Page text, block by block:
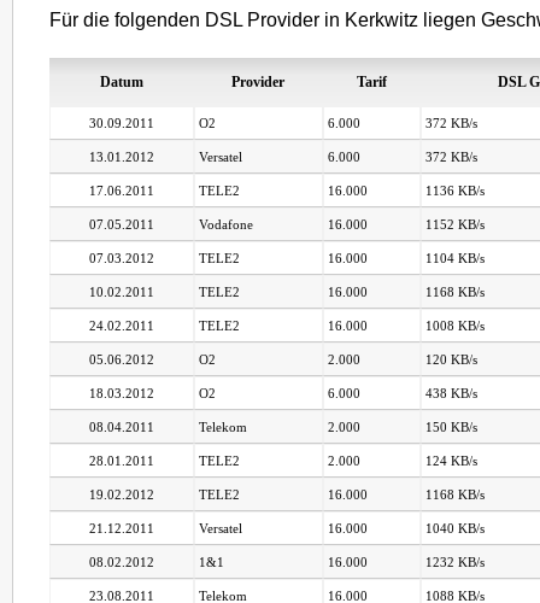
Für die folgenden DSL Provider in Kerkwitz liegen
Datum Provider Tarif DSL
30.09.2011 O2 6.000 372 KB/s
13.01.2012 Versatel 6.000 372 KB/s
17.06.2011 TELE2 16.000 1136 KB/s
07.05.2011 Vodafone 16.000 1152 KB/s
07.03.2012 TELE2 16.000 1104 KB/s
10.02.2011 TELE2 16.000 1168 KB/s
24.02.2011 TELE2 16.000 1008 KB/s
05.06.2012 O2 2.000 120 KB/s
18.03.2012 O2 6.000 438 KB/s
08.04.2011 Telekom 2.000 150 KB/s
28.01.2011 TELE2 2.000 124 KB/s
19.02.2012 TELE2 16.000 1168 KB/s
21.12.2011 Versatel 16.000 1040 KB/s
08.02.2012 1&1 16.000 1232 KB/s
23.08.2011 Telekom 16.000 1088 KB/s